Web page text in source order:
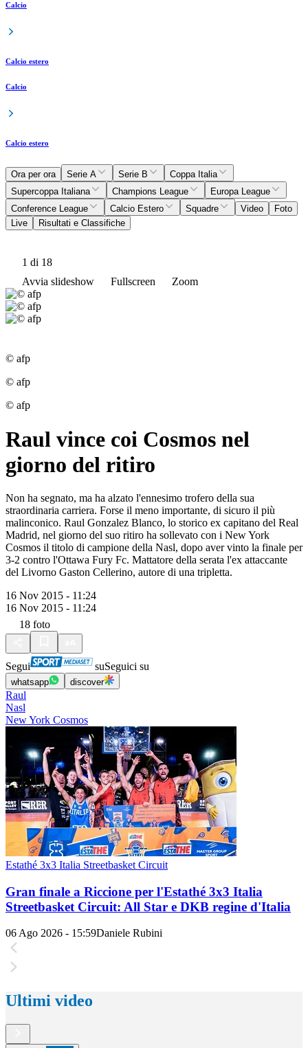
Calcio
Calcio estero
Calcio
Calcio estero
Ora per ora Serie A Serie B
Coppa Italia
Supercoppa Italiana
Champions League
Europa League
Conference League
Calcio Estero Squadre Video
Foto
Live
Risultati e Classifiche
1 di 18
Avvia slideshow
Fullscreen Zoom
© afp
© afp
© afp
Raul vince coi Cosmos nel
giorno del ritiro
Non ha segnato, ma ha alzato l'ennesimo trofero della sua
straordinaria carriera. Forse il meno importante, di sicuro il più
malinconico. Raul Gonzalez Blanco, lo storico ex capitano del Real
Madrid, nel giorno del suo ritiro ha sollevato con i New York
Cosmos il titolo di campione della Nasl, dopo aver vinto la finale per
3-2 contro l'Ottawa Fury Fc. Mattatore della serata l'ex attaccante
del Livorno Gaston Cellerino, autore di una tripletta.
16 Nov 2015 - 11:24
16 Nov 2015 - 11:24
18 foto
Segui suSeguici su
whatsapp discover
Raul
Nasl
New York Cosmos
Estathé 3x3 Italia Streetbasket Circuit
Gran finale a Riccione per l'Estathé 3x3 Italia
Streetbasket Circuit: All Star e DKB regine d'Italia
06 Ago 2026 - 15:59Daniele Rubini
Ultimi video